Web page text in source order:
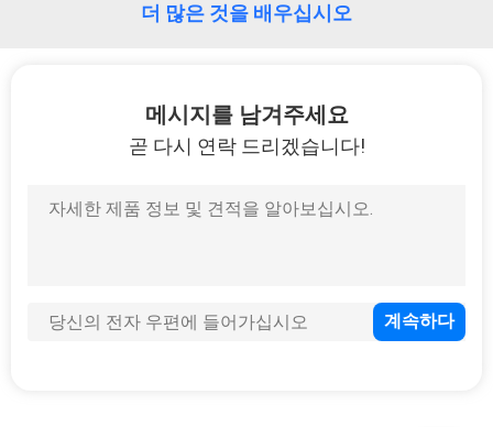
POLICY
더 많은 것을 배우십시오
메시지를 남겨주세요
곧 다시 연락 드리겠습니다!